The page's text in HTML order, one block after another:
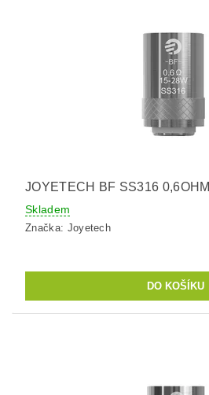
JOYETECH BF SS316 0,6OHM
Skladem
Značka: Joyetech